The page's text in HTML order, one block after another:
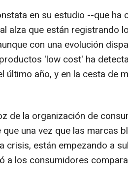
en su estudio --que
alza que están registrando
con una evolución
'low cost' ha
último año, y en la cesta de
de la organización de
una vez que las marcas
crisis, están empezando a
a los consumidores